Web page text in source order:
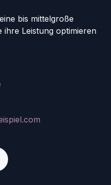
bis mittelgroße
ihre Leistung optimieren